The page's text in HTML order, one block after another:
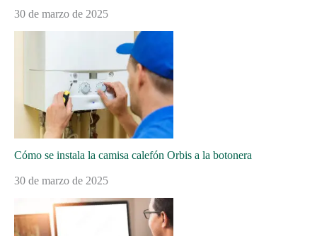
30 de marzo de 2025
Cómo se instala la camisa calefón Orbis a la botonera
30 de marzo de 2025